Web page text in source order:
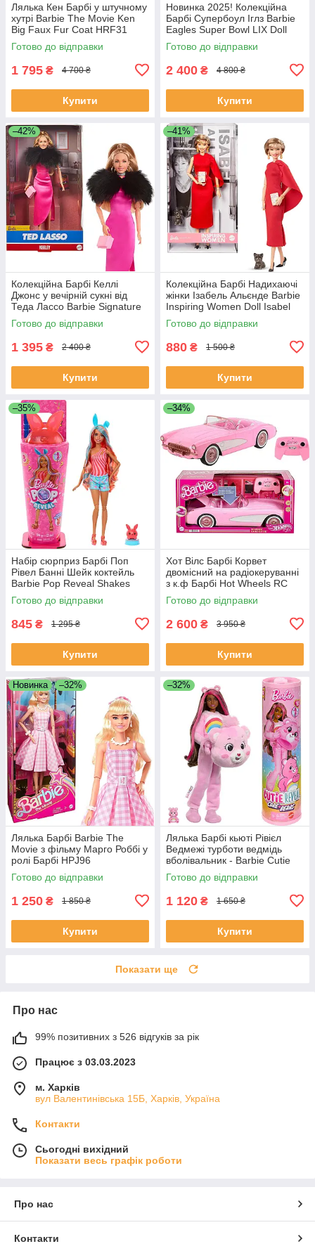
Лялька Кен Барбі у штучному
хутрі Barbie The Movie Ken
Big Faux Fur Coat HRF31
Готово до відправки
1 795 ₴ 4 700 ₴
Купити
Новинка 2025! Колекційна
Барбі Супербоул Іглз Barbie
Eagles Super Bowl LIX Doll
№2 🏈 JKG64
Готово до відправки
2 400 ₴ 4 800 ₴
Купити
–42%
Колекційна Барбі Келлі
Джонс у вечірній сукні від
Теда Лассо Barbie Signature
Doll Keeley Ted Lasso HJW9
Готово до відправки
1 395 ₴ 2 400 ₴
Купити
–41%
Колекційна Барбі Надихаючі
жінки Ізабель Альєнде Barbie
Inspiring Women Doll Isabel
Allende HRM45
Готово до відправки
880 ₴ 1 500 ₴
Купити
–35%
Набір сюрприз Барбі Поп
Рівел Банні Шейк коктейль
Barbie Pop Reveal Shakes
Series Doll JCN87
Готово до відправки
845 ₴ 1 295 ₴
Купити
–34%
Хот Вілс Барбі Корвет
двомісний на радіокеруванні
з к.ф Барбі Hot Wheels RC
Barbie Corvette HPW40
Готово до відправки
2 600 ₴ 3 950 ₴
Купити
Новинка –32%
Лялька Барбі Barbie The
Movie з фільму Марго Роббі у
ролі Барбі HPJ96
Готово до відправки
1 250 ₴ 1 850 ₴
Купити
–32%
Лялька Барбі кьюті Рівієл
Ведмежі турботи ведмідь
вболівальник - Barbie Cutie
Reveal Doll Care Bears Series
JCN95
Готово до відправки
1 120 ₴ 1 650 ₴
Купити
Показати ще
Про нас
99% позитивних з 526 відгуків за рік
Працює з 03.03.2023
м. Харків
вул Валентинівська 15Б, Харків, Україна
Контакти
Сьогодні вихідний
Показати весь графік роботи
Про нас
Контакти